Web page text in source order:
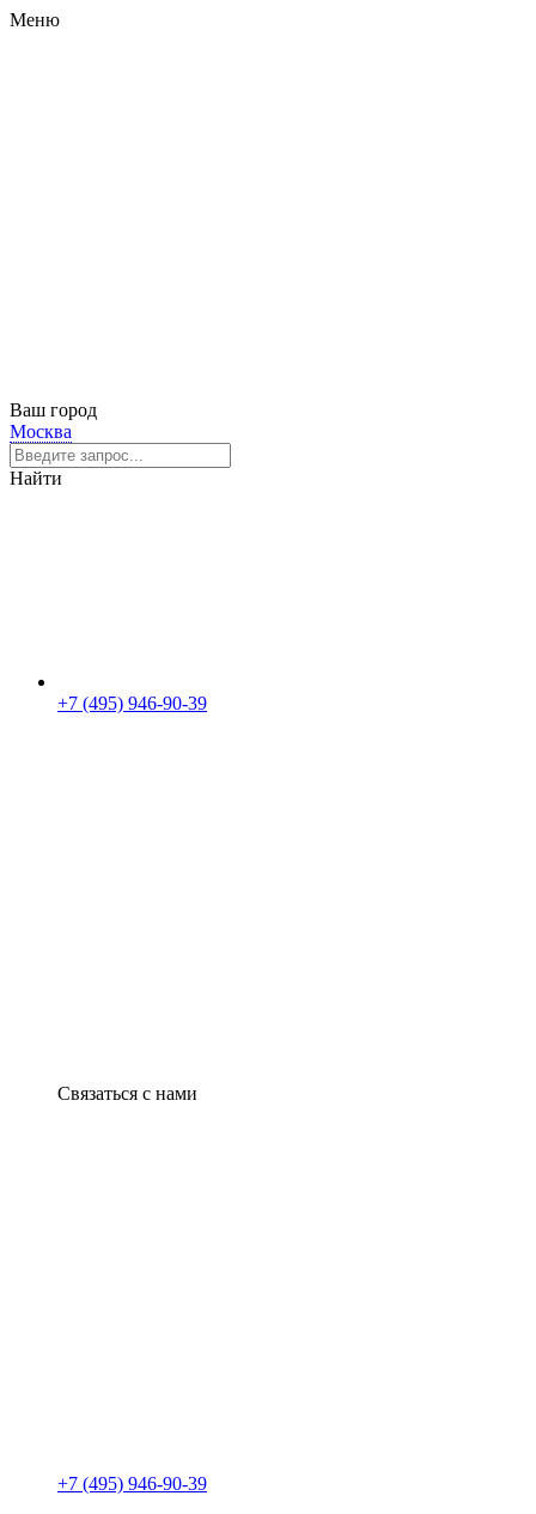
Меню
Ваш город
Москва
Найти
+7 (495) 946-90-39
Связаться с нами
+7 (495) 946-90-39